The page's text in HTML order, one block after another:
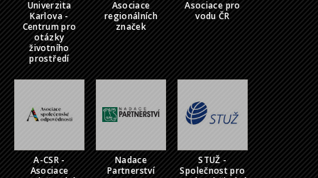
Univerzita
Karlova -
Centrum pro
otázky
životního
prostředí
Asociace
regionálních
značek
Asociace pro
vodu ČR
A-CSR -
Asociace
Nadace
Partnerství
STUŽ -
Společnost pro